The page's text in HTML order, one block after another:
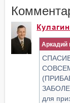
Аркадий
для